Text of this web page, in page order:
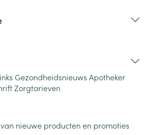
Gezondheidsnieuws Apotheker
Zorgtarieven
nieuwe producten en promoties